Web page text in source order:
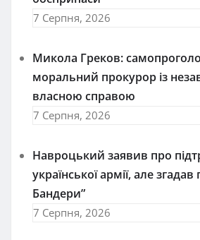
7 Серпня, 2026
Микола Греков:
моральний прокурор із
власною справою
7 Серпня, 2026
Навроцький заявив про
української армії, але
Бандери”
7 Серпня, 2026